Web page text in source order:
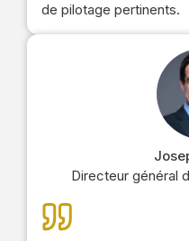
de pilotage pertinents.
Directeur général